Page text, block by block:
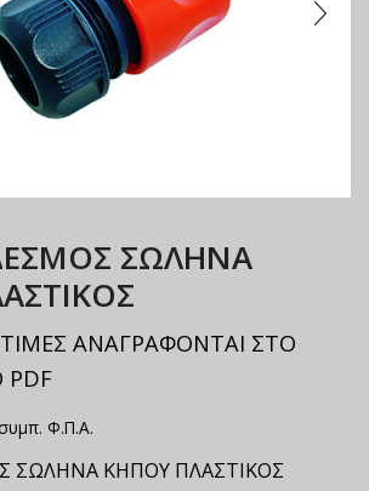
ΣΩΛΗΝΑ
ΑΝΑΓΡΑΦΟΝΤΑΙ ΣΤΟ
Φ.Π.Α.
ΣΩΛΗΝΑ ΚΗΠΟΥ ΠΛΑΣΤΙΚΟΣ